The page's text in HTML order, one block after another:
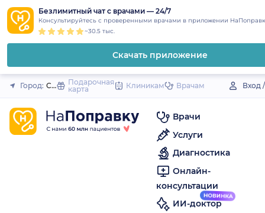
to
content
Безлимитный чат с врачами — 24/7
Консультируйтесь с проверенными врачами в приложении
~30.5 тыс.
Скачать приложение
Закрыть
Город: Северо-Курильск
Подарочная
карта
Клиникам Врачам Вход
Врачи
Услуги
Диагностика
Онлайн-
консультации
ИИ-доктор